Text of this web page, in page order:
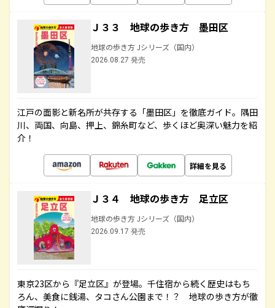
Ｊ３３ 地球の歩き方 墨田区
地球の歩き方 Jシリーズ（国内）
2026.08.27 発売
江戸の面影と新名所が共存する「墨田区」を徹底ガイド。隅田
川、両国、向島、押上、錦糸町など、歩くほど奥深い魅力を紹
介！
詳細を見る
Ｊ３４ 地球の歩き方 足立区
地球の歩き方 Jシリーズ（国内）
2026.09.17 発売
東京23区から『足立区』が登場。千住宿から続く歴史はもち
ろん、美食に銭湯、タコさん公園まで！？ 地球の歩き方が徹